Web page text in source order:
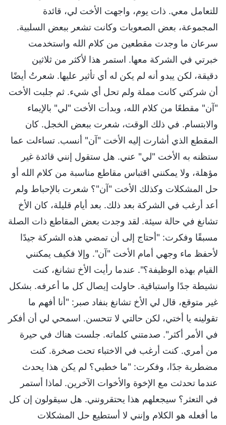
للتعامل معي. ذات يوم، واجهت الأخت لي، قائدة
المجموعة، بعض الصعوبات وكانت تشعر ببعض السلبية.
سرعان ما وجدت مقطعين من كلام الله واستخدمت
خبرتي في الشركة معها. استمر هذا لأكثر من ثلاثين
دقيقة، لكن يبدو أنه لم يكن له أي تأثير عليها. شعرتُ أيضًا
أن شركتي كانت مملة ولم تحل أي شيء. ثم جلبت الأخت
"آن" مقطعًا من كلام الله، وبدأت الأخت "لي" بالإيماء
والابتسام. في ذلك الوقت، شعرت ببعض الخجل. كان
المقطع الذي أشارت إليه الأخت "آن" أنسب. تساءلت عما
ستظنه به الأخت "لي" عني. هل ستقول إنني قائدة غير
مؤهلة، ولا يمكنني اقتباس مقاطع مناسبة من كلام الله أو
حل المشكلات وكذلك الأخت "آن"؟ شعرت بالإحباط ولم
أعد أرغب في الشركة بعد ذلك. بعد أيام قليلة، كان الأخ
تشانغ في حالة سيئة. لقد وجدت بعض المقاطع ذات الصلة
مسبقًا وفكرت: "أحتاج إلى أن تمضي هذه الشركة جيدًا
لأحفظ ماء وجهي أمام الأخت "آن". وإلا فكيف يمكنني
القيام بهذه الوظيفة؟". عندما رأيت الأخ تشانغ، كنت
نشيطة جدًا واستباقية. حاولت إيصال كل ما أعرفه. بشكل
غير متوقع، قال لي الأخ تشانغ بنفاد صبر: "أنا أفهم ما
تقولينه يا أختي، لكن حالتي لا تتحسن. اسمحي لي أن أفكر
في الأمر أكثر". صدمتني كلماته. جلست هناك في حيرة
من أمري. كنت أرغب في الاختباء تحت صخرة. كنت
مضطربة جدًا، وفكرت: "ما خطبي؟ لم يكن هذا يحدث
عندما تحدثت مع الإخوة والأخوات الآخرين. لماذا أستمر
في التعثر؟ سيجعلهم هذا يحتقرونني. هل سيقولون إن كل
ما أفعله هو الكلام وإنني لا أستطيع حل المشكلات